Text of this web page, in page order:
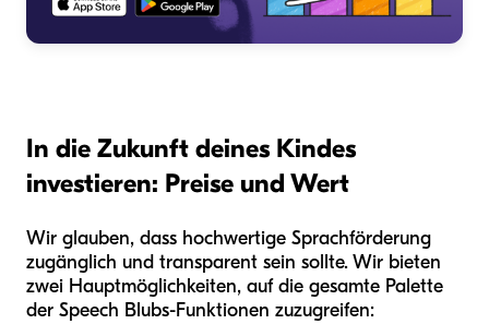
In die Zukunft deines Kindes
investieren: Preise und Wert
Wir glauben, dass hochwertige Sprachförderung
zugänglich und transparent sein sollte. Wir bieten
zwei Hauptmöglichkeiten, auf die gesamte Palette
der Speech Blubs-Funktionen zuzugreifen: